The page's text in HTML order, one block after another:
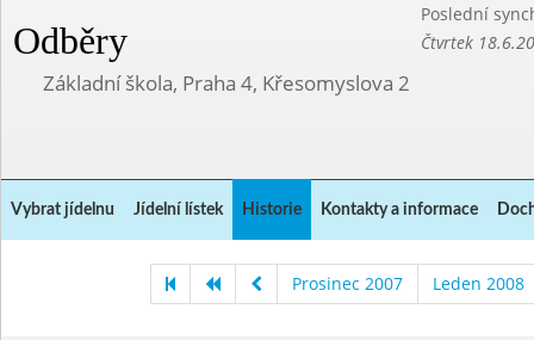
Odběry
Poslední
Čtvrtek
Základní škola, Praha 4, Křesomyslova 2
Vybrat jídelnu Jídelní lístek Historie Kontakty a informace
Prosinec 2007 Leden 2008